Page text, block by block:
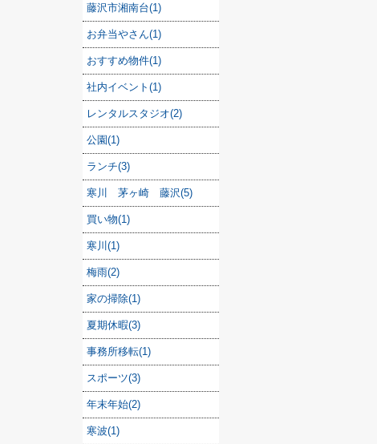
藤沢市湘南台(1)
お弁当やさん(1)
おすすめ物件(1)
社内イベント(1)
レンタルスタジオ(2)
公園(1)
ランチ(3)
寒川 茅ヶ崎 藤沢(5)
買い物(1)
寒川(1)
梅雨(2)
家の掃除(1)
夏期休暇(3)
事務所移転(1)
スポーツ(3)
年末年始(2)
寒波(1)